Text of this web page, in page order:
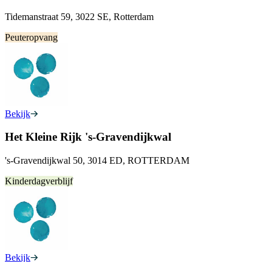
Tidemanstraat 59, 3022 SE, Rotterdam
Peuteropvang
Bekijk
Het Kleine Rijk 's-Gravendijkwal
's-Gravendijkwal 50, 3014 ED, ROTTERDAM
Kinderdagverblijf
Bekijk